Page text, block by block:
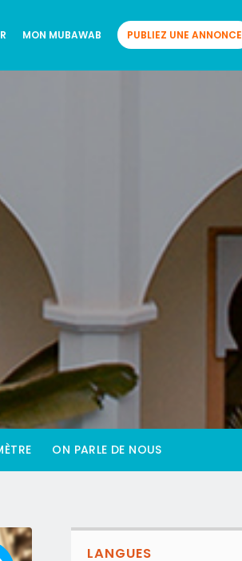
MON MUBAWAB PUBLIEZ UNE ANNONCE
ON PARLE DE NOUS
LANGUES